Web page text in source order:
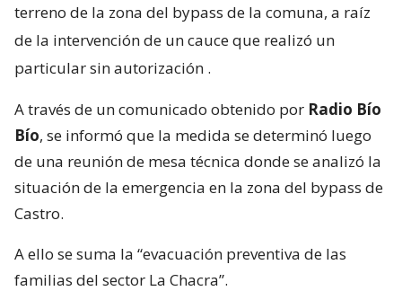
terreno de la zona del bypass de la comuna, a raíz
de la intervención de un cauce que realizó un
particular sin autorización .
A través de un comunicado obtenido por Radio Bío
Bío, se informó que la medida se determinó luego
de una reunión de mesa técnica donde se analizó la
situación de la emergencia en la zona del bypass de
Castro.
A ello se suma la “evacuación preventiva de las
familias del sector La Chacra”.